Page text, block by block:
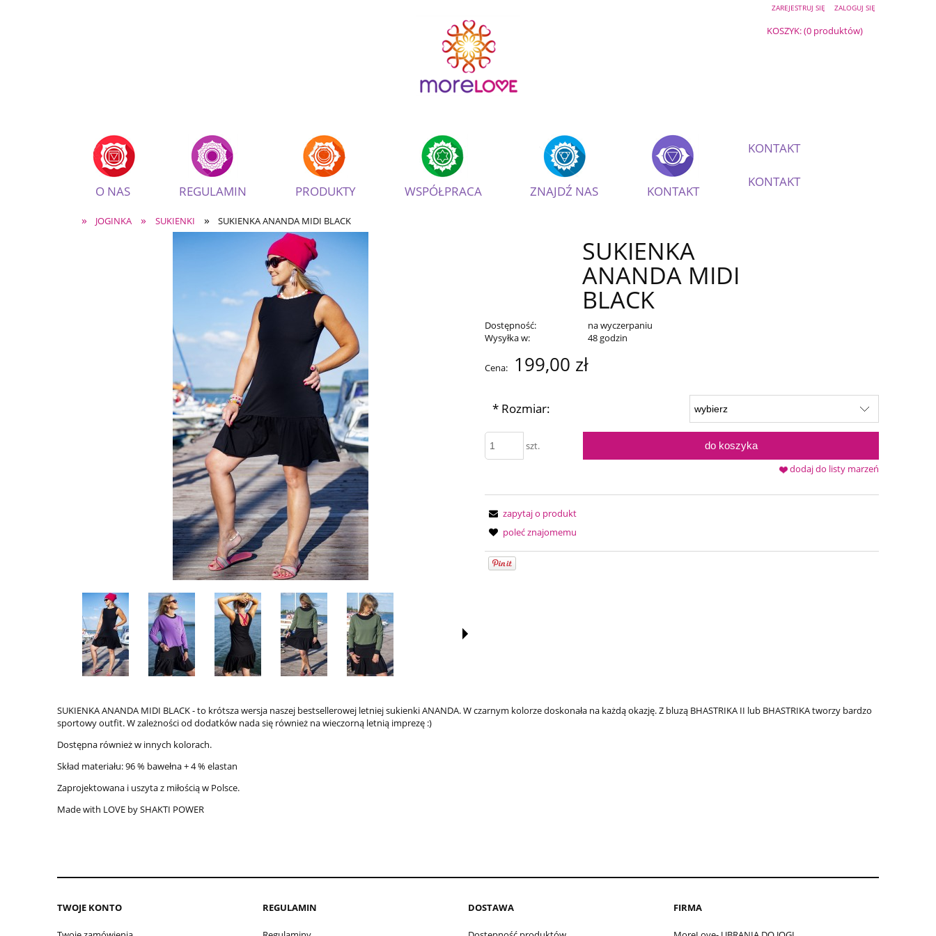
ZAREJESTRUJ SIĘ ZALOGUJ SIĘ
KOSZYK:(0 produktów)
O NAS REGULAMIN PRODUKTY WSPÓŁPRACA ZNAJDŹ NAS KONTAKT
KONTAKT
KONTAKT
» JOGINKA » SUKIENKI » SUKIENKA ANANDA MIDI BLACK
SUKIENKA
ANANDA MIDI
BLACK
Dostępność:
na wyczerpaniu
Wysyłka w:
48 godzin
Cena: 199,00 zł
*Rozmiar:
szt. do koszyka
dodaj do listy marzeń
zapytaj o produkt
poleć znajomemu
SUKIENKA ANANDA MIDI BLACK - to krótsza wersja naszej bestsellerowej letniej sukienki ANANDA. W czarnym kolorze doskonała na każdą okazję. Z bluzą BHASTRIKA II lub BHASTRIKA tworzy bardzo
sportowy outfit. W zależności od dodatków nada się również na wieczorną letnią imprezę :)
Dostępna również w innych kolorach.
Skład materiału: 96 % bawełna + 4 % elastan
Zaprojektowana i uszyta z miłością w Polsce.
Made with LOVE by SHAKTI POWER
TWOJE KONTO REGULAMIN DOSTAWA FIRMA